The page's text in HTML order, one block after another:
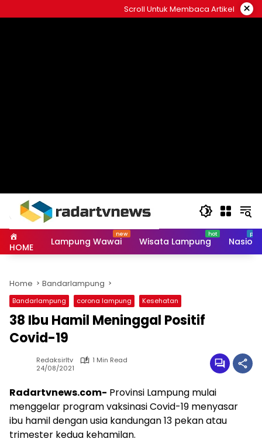
to
Scroll Untuk Membaca Artikel ×
HOME Lampung Wawai Wisata Lampung
Home Bandarlampung
Bandarlampung corona lampung Kesehatan
38 Ibu Hamil Meninggal Positif
Covid-19
Redaksirltv
1 Min Read
24/08/2021
Radartvnews.com- Provinsi Lampung mulai
menggelar program vaksinasi Covid-19 menyasar
ibu hamil dengan usia kandungan 13 pekan atau
trimester kedua kehamilan.